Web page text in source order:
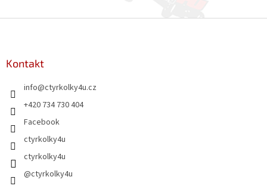
Kontakt
info@ctyrkolky4u.cz
+420 734 730 404
Facebook
ctyrkolky4u
ctyrkolky4u
@ctyrkolky4u